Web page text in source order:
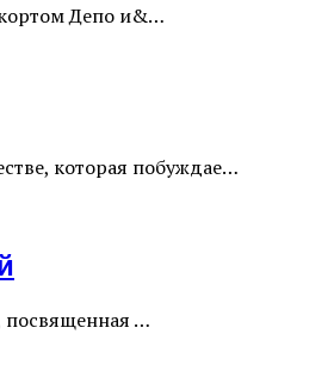
Депо и&…
которая побуждае…
посвященная …